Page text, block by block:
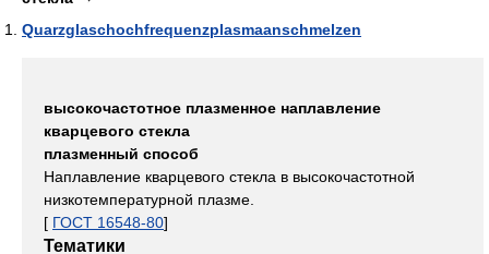
Quarzglaschochfrequenzplasmaanschmelzen
высокочастотное плазменное наплавление
кварцевого стекла
плазменный способ
Наплавление кварцевого стекла в высокочастотной
низкотемпературной плазме.
[ ГОСТ 16548-80]
Тематики